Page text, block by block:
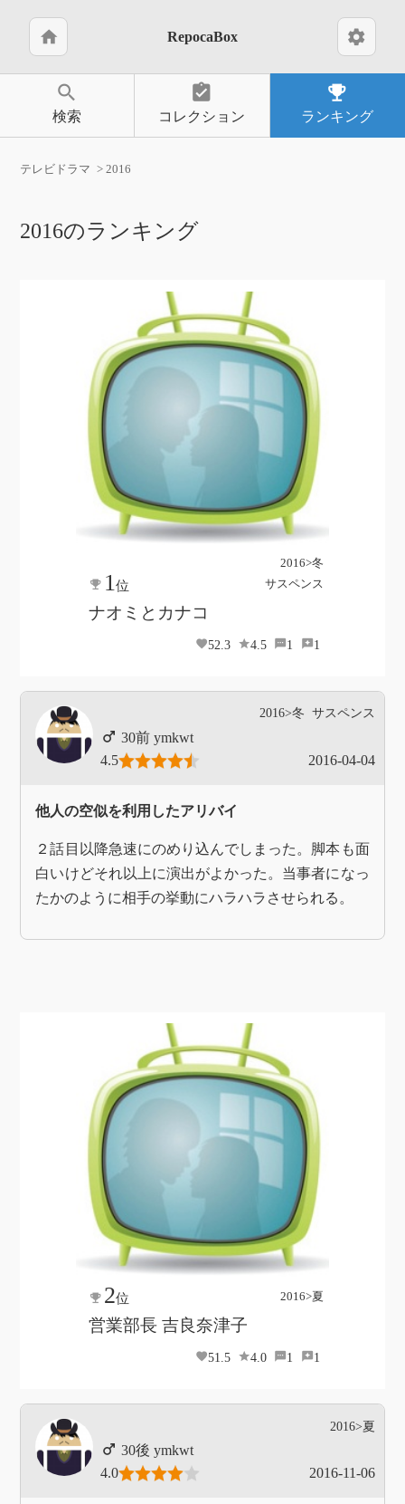
home RepocaBox settings
search
検索
assignment_turned_in
コレクション
emoji_events
ランキング
テレビドラマ 2016
2016のランキング
2016>冬
サスペンス
1位
ナオミとカナコ
52.3 4.5 1 1
2016>冬 サスペンス
ymkwt
4.5
2016-04-04
他人の空似を利用したアリバイ
２話目以降急速にのめり込んでしまった。脚本も面
白いけどそれ以上に演出がよかった。当事者になっ
たかのように相手の挙動にハラハラさせられる。
2016>夏
2位
営業部長 吉良奈津子
51.5 4.0 1 1
2016>夏
ymkwt
4.0
2016-11-06